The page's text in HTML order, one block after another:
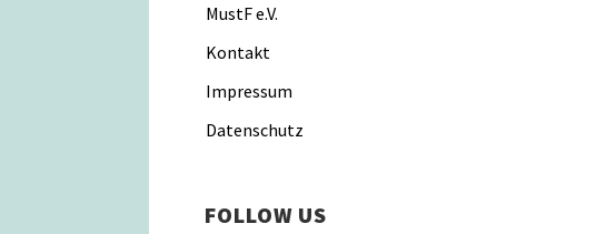
MustF e.V.
Kontakt
Impressum
Datenschutz
FOLLOW US